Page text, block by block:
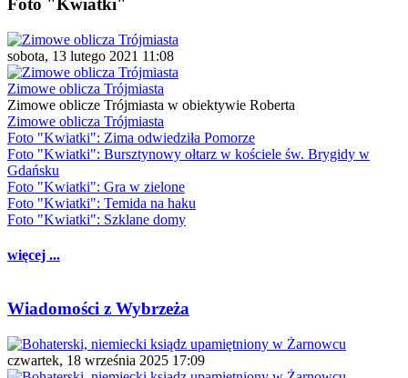
Foto "Kwiatki"
sobota, 13 lutego 2021 11:08
Zimowe oblicza Trójmiasta
Zimowe oblicze Trójmiasta w obiektywie Roberta
Zimowe oblicza Trójmiasta
Foto "Kwiatki": Zima odwiedziła Pomorze
Foto "Kwiatki": Bursztynowy ołtarz w kościele św. Brygidy w
Gdańsku
Foto "Kwiatki": Gra w zielone
Foto "Kwiatki": Temida na haku
Foto "Kwiatki": Szklane domy
więcej ...
Wiadomości z Wybrzeża
czwartek, 18 września 2025 17:09